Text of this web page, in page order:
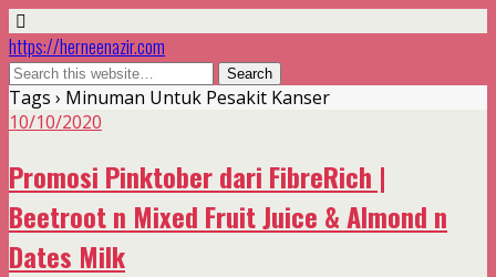
https://herneenazir.com
Tags › Minuman Untuk Pesakit Kanser
10/10/2020
Promosi Pinktober dari FibreRich |
Beetroot n Mixed Fruit Juice & Almond n
Dates Milk